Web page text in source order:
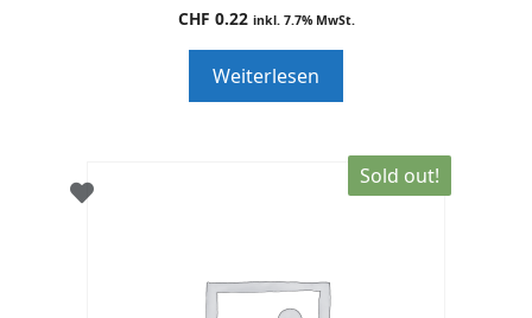
0
o
o
f
5
CHF 0.22 inkl. 7.7% MwSt.
Weiterlesen
Sold out!